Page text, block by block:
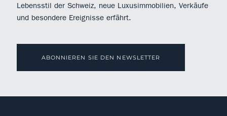
Lebensstil der Schweiz, neue Luxusimmobilien, Verkäufe
und besondere Ereignisse erfährt.
ABONNIEREN SIE DEN NEWSLETTER